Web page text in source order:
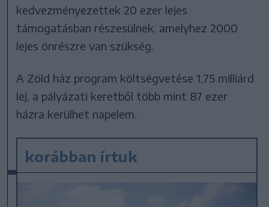
kedvezményezettek 20 ezer lejes
támogatásban részesülnek, amelyhez 2000
lejes önrészre van szükség.
A Zöld ház program költségvetése 1,75 milliárd
lej, a pályázati keretből több mint 87 ezer
házra kerülhet napelem.
korábban írtuk